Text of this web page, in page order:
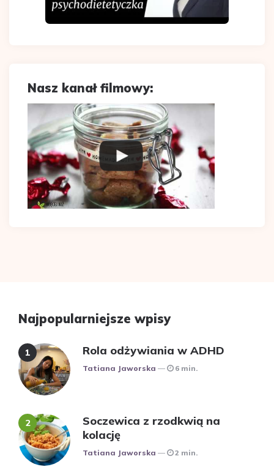
Nasz kanał filmowy:
Najpopularniejsze wpisy
Rola odżywiania w ADHD
Posted
Tatiana Jaworska 6 min.
Soczewica z rzodkwią na
kolację
Posted
Tatiana Jaworska 2 min.